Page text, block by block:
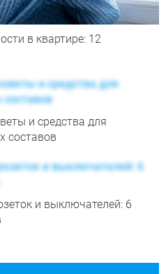
в квартире: 12
и средства для
составов
и выключателей: 6